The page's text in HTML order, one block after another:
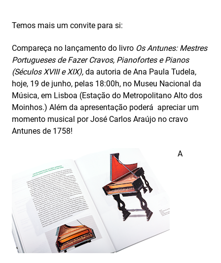
Temos mais um convite para si:
Compareça no lançamento do livro Os Antunes: Mestres
Portugueses de Fazer Cravos, Pianofortes e Pianos
(Séculos XVIII e XIX), da autoria de Ana Paula Tudela,
hoje, 19 de junho, pelas 18:00h, no Museu Nacional da
Música, em Lisboa (Estação do Metropolitano Alto dos
Moinhos.) Além da apresentação poderá apreciar um
momento musical por José Carlos Araújo no cravo
Antunes de 1758!
A